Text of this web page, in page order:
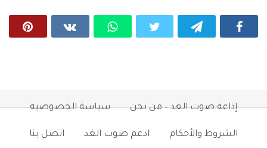
إذاعة صوت الغد – من نحن سياسة الخصوصية
الشروط والأحكام ادعم صوت الغد اتصل بنا